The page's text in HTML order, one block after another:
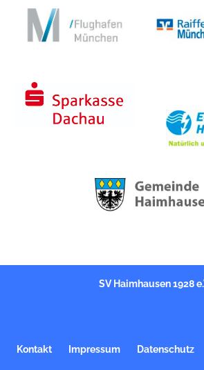
SV Haimhausen 1928
Kontakt Impressum Datenschutz